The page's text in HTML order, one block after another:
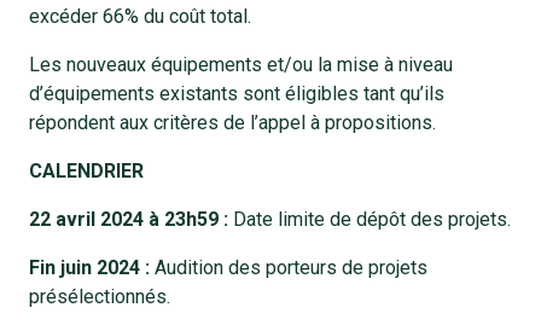
excéder 66% du coût total.
Les nouveaux équipements et/ou la mise à niveau
d’équipements existants sont éligibles tant qu’ils
répondent aux critères de l’appel à propositions.
CALENDRIER
22 avril 2024 à 23h59 : Date limite de dépôt des projets.
Fin juin 2024 : Audition des porteurs de projets
présélectionnés.